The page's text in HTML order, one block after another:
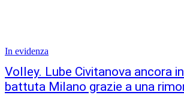
In evidenza
Volley. Lube Civitanova ancora
battuta Milano grazie a una